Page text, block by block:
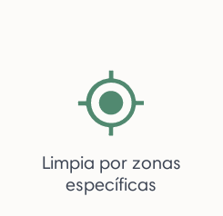
Limpia por zonas
específicas